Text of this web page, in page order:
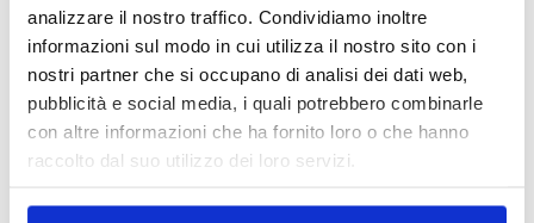
analizzare il nostro traffico. Condividiamo inoltre
informazioni sul modo in cui utilizza il nostro sito con i
nostri partner che si occupano di analisi dei dati web,
pubblicità e social media, i quali potrebbero combinarle
con altre informazioni che ha fornito loro o che hanno
raccolto dal suo utilizzo dei loro servizi.